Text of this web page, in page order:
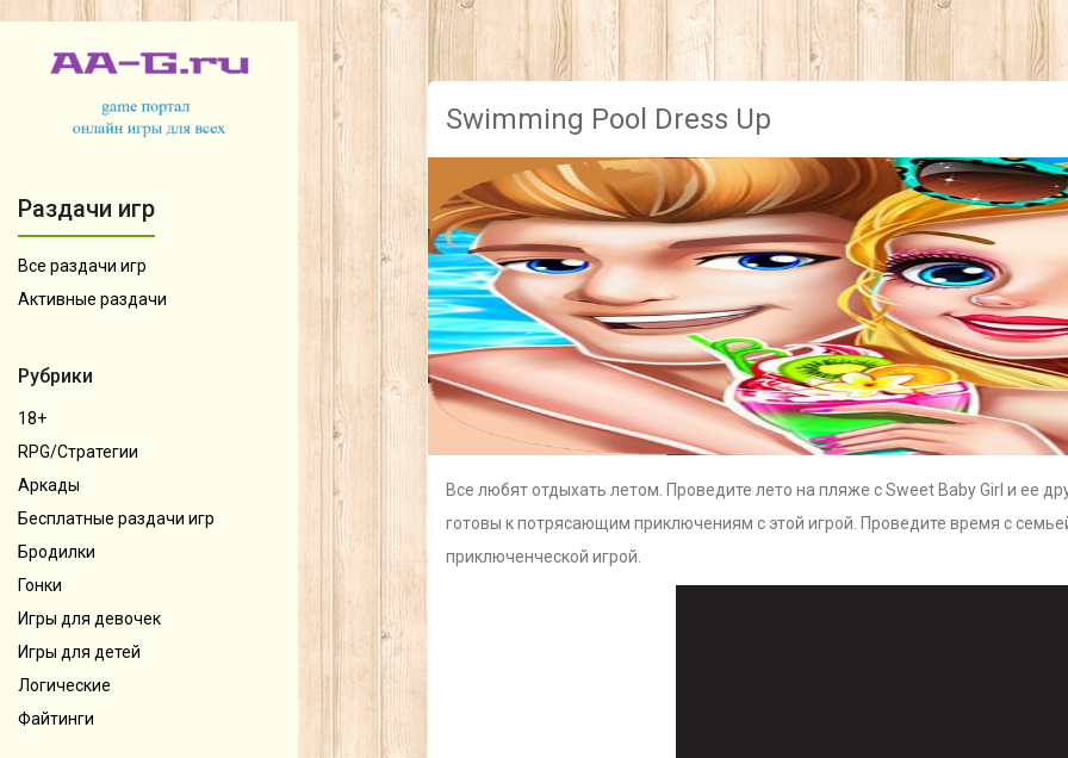
Раздачи игр
Все раздачи игр
Активные раздачи
Рубрики
18+
RPG/Стратегии
Аркады
Бесплатные раздачи игр
Бродилки
Гонки
Игры для девочек
Игры для детей
Логические
Файтинги
Swimming Pool Dress Up
Все любят отдыхать летом. Проведите лето на пляже с Sweet Baby Girl и ее
готовы к потрясающим приключениям с этой игрой. Проведите время с
приключенческой игрой.